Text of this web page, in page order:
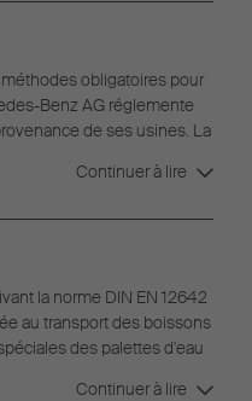
obligatoires pour
Benz AG réglemente
de ses usines. La
automobile.Continuer à lire
la norme DIN EN 12642
au transport des boissons
des palettes d'eau
Continuer à lire